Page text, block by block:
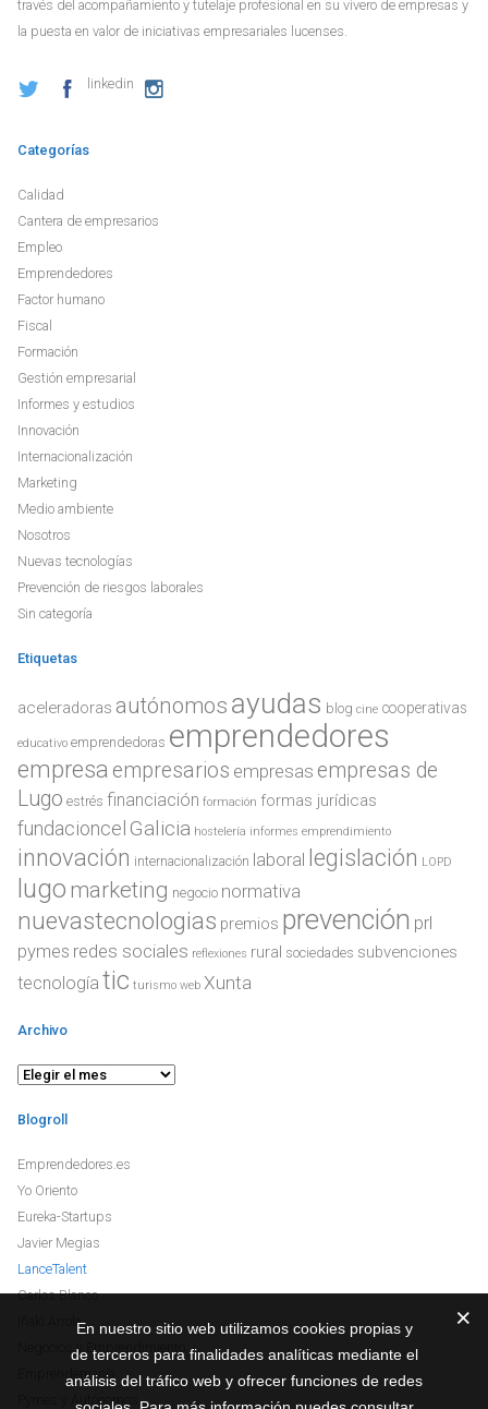
través del acompañamiento y tutelaje profesional en su vivero de empresas y
la puesta en valor de iniciativas empresariales lucenses.
linkedin
Categorías
Calidad
Cantera de empresarios
Empleo
Emprendedores
Factor humano
Fiscal
Formación
Gestión empresarial
Informes y estudios
Innovación
Internacionalización
Marketing
Medio ambiente
Nosotros
Nuevas tecnologías
Prevención de riesgos laborales
Sin categoría
Etiquetas
aceleradoras autónomos ayudas blog cine cooperativas
educativo emprendedoras emprendedores
empresa empresarios empresas empresas de
Lugo estrés financiación formación formas jurídicas
fundacioncel Galicia hostelería informes emprendimiento
innovación internacionalización laboral legislación LOPD
lugo marketing negocio normativa
nuevastecnologias premios prevención prl
pymes redes sociales reflexiones rural sociedades subvenciones
tecnología tic turismo web Xunta
Archivo
Archivo
Blogroll
Emprendedores.es
Yo Oriento
Eureka-Startups
Javier Megias
LanceTalent
Carlos Blanco
Iñaki Arrola
Negocios y Emprendimiento
Emprendemanía
Pymes y Autónomos
En nuestro sitio web utilizamos cookies propias y
de terceros para finalidades analíticas mediante el
análisis del tráfico web y ofrecer funciones de redes